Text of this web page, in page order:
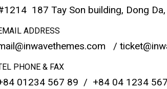
187 Tay Son building, Dong
ADDRESS
/
PHONE & FAX
01234 567 89 / +84 04 1234